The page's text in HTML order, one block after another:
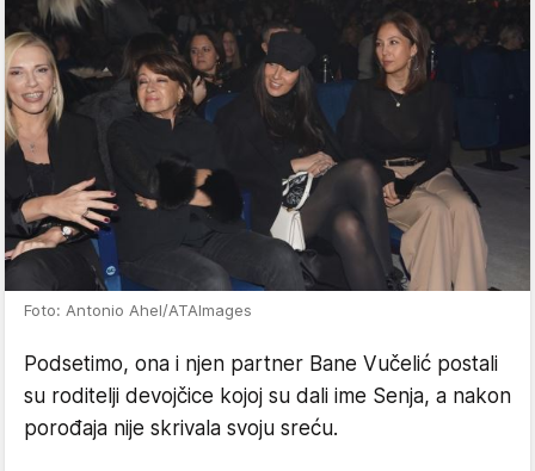
Foto: Antonio Ahel/ATAImages
Podsetimo, ona i njen partner Bane Vučelić postali
su roditelji devojčice kojoj su dali ime Senja, a nakon
porođaja nije skrivala svoju sreću.